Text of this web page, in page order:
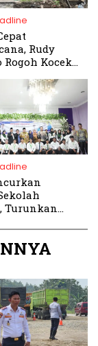
Rudy
Rogoh Kocek
Cipicung
Turunkan